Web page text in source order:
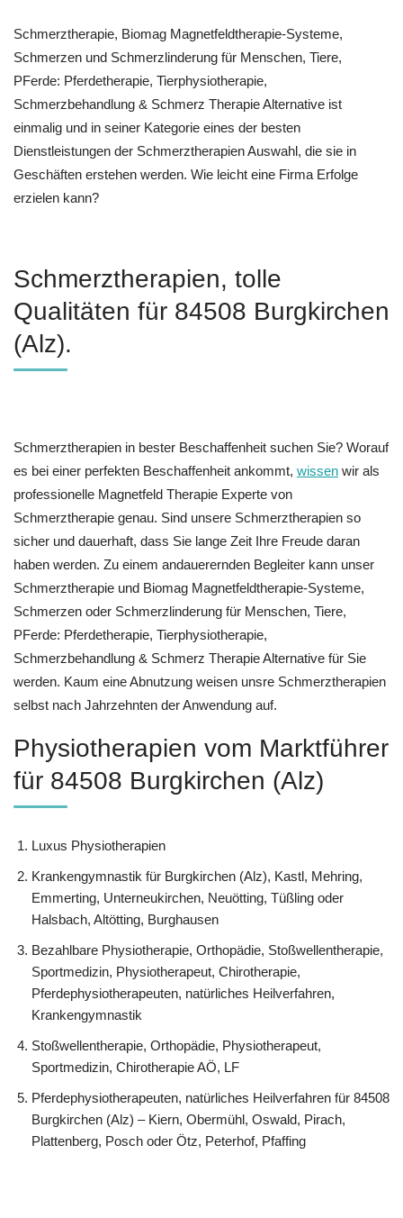
Schmerztherapie, Biomag Magnetfeldtherapie-Systeme,
Schmerzen und Schmerzlinderung für Menschen, Tiere,
PFerde: Pferdetherapie, Tierphysiotherapie,
Schmerzbehandlung & Schmerz Therapie Alternative ist
einmalig und in seiner Kategorie eines der besten
Dienstleistungen der Schmerztherapien Auswahl, die sie in
Geschäften erstehen werden. Wie leicht eine Firma Erfolge
erzielen kann?
Schmerztherapien, tolle
Qualitäten für 84508 Burgkirchen
(Alz).
Schmerztherapien in bester Beschaffenheit suchen Sie? Worauf
es bei einer perfekten Beschaffenheit ankommt, wissen wir als
professionelle Magnetfeld Therapie Experte von
Schmerztherapie genau. Sind unsere Schmerztherapien so
sicher und dauerhaft, dass Sie lange Zeit Ihre Freude daran
haben werden. Zu einem andauerernden Begleiter kann unser
Schmerztherapie und Biomag Magnetfeldtherapie-Systeme,
Schmerzen oder Schmerzlinderung für Menschen, Tiere,
PFerde: Pferdetherapie, Tierphysiotherapie,
Schmerzbehandlung & Schmerz Therapie Alternative für Sie
werden. Kaum eine Abnutzung weisen unsre Schmerztherapien
selbst nach Jahrzehnten der Anwendung auf.
Physiotherapien vom Marktführer
für 84508 Burgkirchen (Alz)
Luxus Physiotherapien
Krankengymnastik für Burgkirchen (Alz), Kastl, Mehring,
Emmerting, Unterneukirchen, Neuötting, Tüßling oder
Halsbach, Altötting, Burghausen
Bezahlbare Physiotherapie, Orthopädie, Stoßwellentherapie,
Sportmedizin, Physiotherapeut, Chirotherapie,
Pferdephysiotherapeuten, natürliches Heilverfahren,
Krankengymnastik
Stoßwellentherapie, Orthopädie, Physiotherapeut,
Sportmedizin, Chirotherapie AÖ, LF
Pferdephysiotherapeuten, natürliches Heilverfahren für 84508
Burgkirchen (Alz) – Kiern, Obermühl, Oswald, Pirach,
Plattenberg, Posch oder Ötz, Peterhof, Pfaffing